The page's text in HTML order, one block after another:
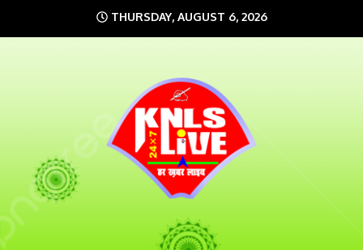
to
THURSDAY, AUGUST 6, 2026
KNLS LIVE
India`s No.1 News Portal